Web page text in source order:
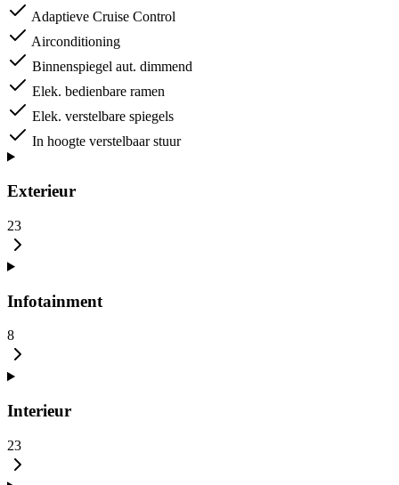
Adaptieve Cruise Control
Airconditioning
Binnenspiegel aut. dimmend
Elek. bedienbare ramen
Elek. verstelbare spiegels
In hoogte verstelbaar stuur
Exterieur
23
Infotainment
8
Interieur
23